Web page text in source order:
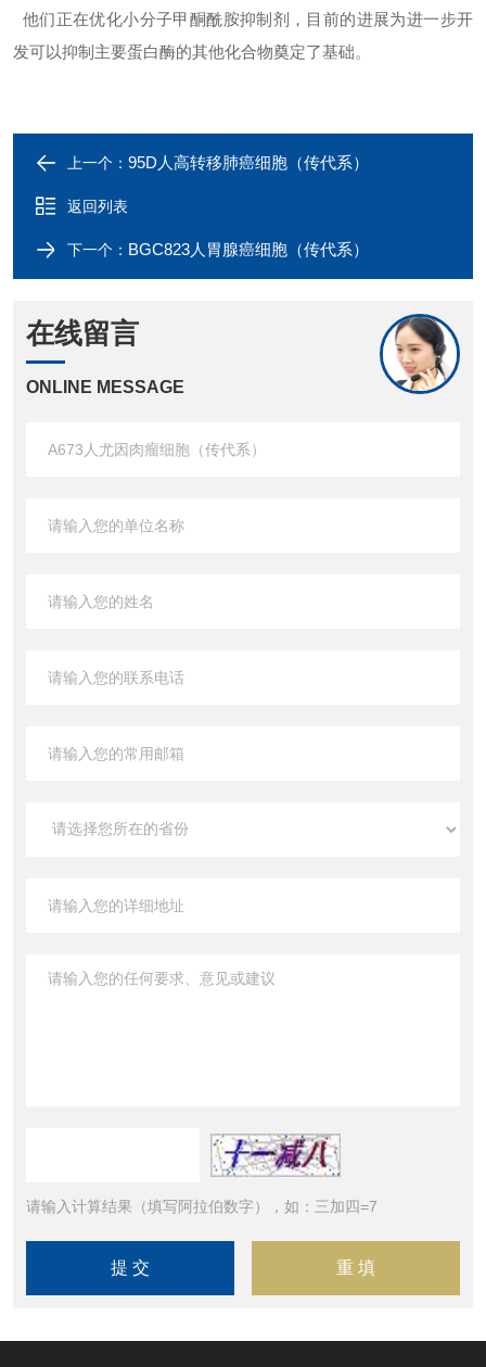
他们正在优化小分子甲酮酰胺抑制剂，目前的进展为进一步开
发可以抑制主要蛋白酶的其他化合物奠定了基础。
上一个： 95D人高转移肺癌细胞（传代系）
返回列表
下一个： BGC823人胃腺癌细胞（传代系）
在线留言
ONLINE MESSAGE
请输入计算结果（填写阿拉伯数字），如：三加四=7